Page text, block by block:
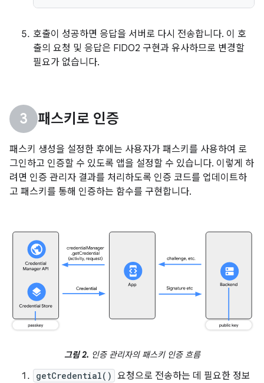
호출이 성공하면 응답을 서버로 다시 전송합니다. 이 호
출의 요청 및 응답은 FIDO2 구현과 유사하므로 변경할
필요가 없습니다.
패스키로 인증
패스키 생성을 설정한 후에는 사용자가 패스키를 사용하여 로
그인하고 인증할 수 있도록 앱을 설정할 수 있습니다. 이렇게 하
려면 인증 관리자 결과를 처리하도록 인증 코드를 업데이트하
고 패스키를 통해 인증하는 함수를 구현합니다.
그림 2. 인증 관리자의 패스키 인증 흐름
getCredential() 요청으로 전송하는 데 필요한 정보